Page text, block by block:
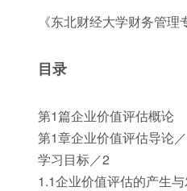
《东北财经大学财务管
目录
第1篇企业价值评估概论
第1章企业价值评估导论
学习目标／2
1.1企业价值评估的产生